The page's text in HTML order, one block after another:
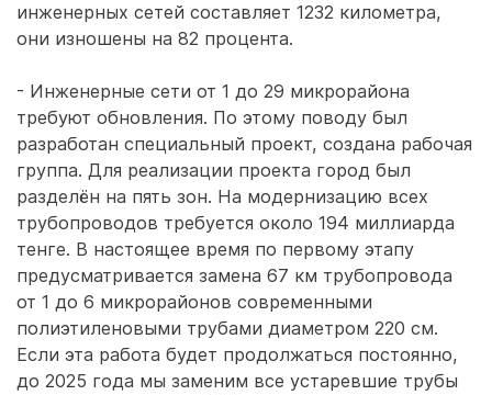
инженерных сетей составляет 1232 километра,
они изношены на 82 процента.
- Инженерные сети от 1 до 29 микрорайона
требуют обновления. По этому поводу был
разработан специальный проект, создана рабочая
группа. Для реализации проекта город был
разделён на пять зон. На модернизацию всех
трубопроводов требуется около 194 миллиарда
тенге. В настоящее время по первому этапу
предусматривается замена 67 км трубопровода
от 1 до 6 микрорайонов современными
полиэтиленовыми трубами диаметром 220 см.
Если эта работа будет продолжаться постоянно,
до 2025 года мы заменим все устаревшие трубы